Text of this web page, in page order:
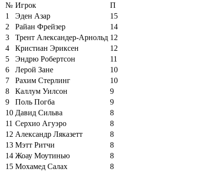
№ Игрок
П
1
Эден Азар
15
2
Райан Фрейзер
14
3
Трент Александер-Арнольд 12
4
Кристиан Эриксен
12
5
Эндрю Робертсон
11
6
Лерой Зане
10
7
Рахим Стерлинг
10
8
Каллум Уилсон
9
9
Поль Погба
9
10 Давид Сильва
8
11 Серхио Агуэро
8
12 Александр Ляказетт
8
13 Мэтт Ритчи
8
14 Жоау Моутинью
8
15 Мохамед Салах 8